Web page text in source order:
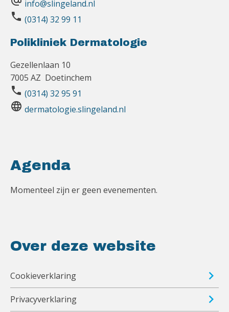
info@slingeland.nl
phone (0314) 32 99 11
Polikliniek Dermatologie
Gezellenlaan 10
7005 AZ Doetinchem
phone (0314) 32 95 91
language dermatologie.slingeland.nl
Agenda
Momenteel zijn er geen evenementen.
Over deze website
Cookieverklaring
Privacyverklaring